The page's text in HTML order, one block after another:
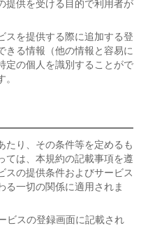
提供を受ける目的で利用者が
スを提供する際に追加する登
きる情報（他の情報と容易に
定の個人を識別することがで
たり、その条件等を定めるも
ては、本規約の記載事項を遵
スの提供条件およびサービス
る一切の関係に適用されま
ビスの登録画面に記載され